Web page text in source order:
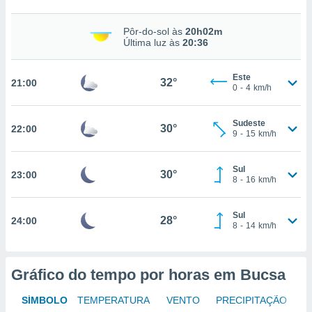
únicos
e
como a
IP e
qual se
tal,
Pôr-do-sol às 20h02m
Última luz às 20:36
21:00 32°
Este
0 - 4 km/h
22:00 30°
Sudeste
9 - 15 km/h
23:00 30°
Sul
8 - 16 km/h
24:00 28°
Sul
8 - 14 km/h
Gráfico do tempo por horas em Bucsa
SÍMBOLO TEMPERATURA VENTO PRECIPITAÇÃO